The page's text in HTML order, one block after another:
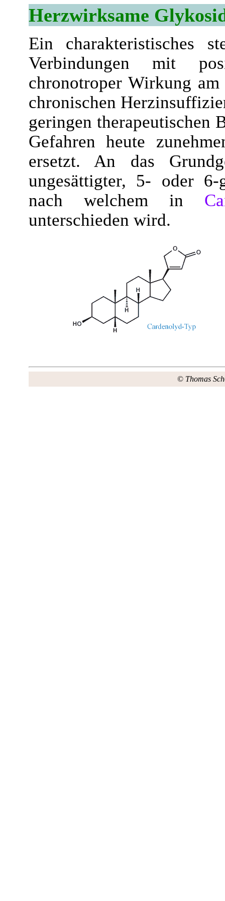
Herzwirksame
Ein charakteristisches
Verbindungen mit
chronotroper Wirkung
chronischen
geringen therapeutischen
Gefahren heute
ersetzt. An das
ungesättigter, 5- oder 6-
nach welchem in
unterschieden wird.
© Thomas